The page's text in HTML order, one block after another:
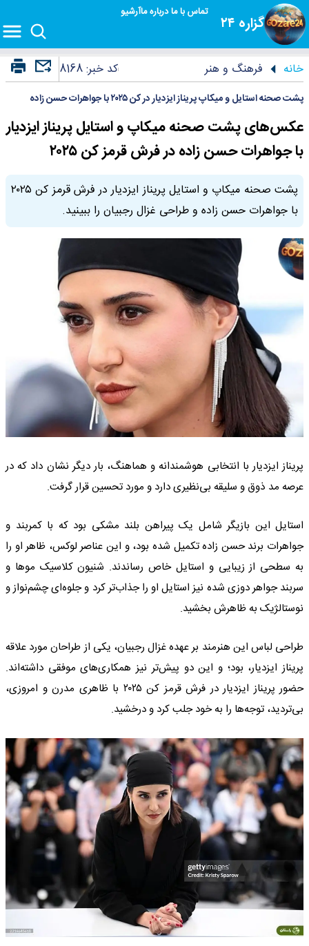
گزاره ۲۴
تماس با مادرباره ماآرشیو
خانه فرهنگ و هنر کد خبر:8168
پشت صحنه استایل و میکاپ پریناز ایزدیار در کن ۲۰۲۵ با جواهرات حسن زاده
عکس‌های پشت صحنه میکاپ و استایل پریناز ایزدیار
با جواهرات حسن زاده در فرش قرمز کن ۲۰۲۵
پشت صحنه میکاپ و استایل پریناز ایزدیار در فرش قرمز کن ۲۰۲۵
با جواهرات حسن زاده و طراحی غزال رجبیان را ببینید.
پریناز ایزدیار با انتخابی هوشمندانه و هماهنگ، بار دیگر نشان داد که در
عرصه مد ذوق و سلیقه بی‌نظیری دارد و مورد تحسین قرار گرفت.
استایل این بازیگر شامل یک پیراهن بلند مشکی بود که با کمربند و
جواهرات برند حسن زاده تکمیل شده بود، و این عناصر لوکس، ظاهر او را
به سطحی از زیبایی و استایل خاص رساندند. شنیون کلاسیک موها و
سربند جواهر دوزی شده نیز استایل او را جذاب‌تر کرد و جلوه‌ای چشم‌نواز و
نوستالژیک به ظاهرش بخشید.
طراحی لباس این هنرمند بر عهده غزال رجبیان، یکی از طراحان مورد علاقه
پریناز ایزدیار، بود؛ و این دو پیش‌تر نیز همکاری‌های موفقی داشته‌اند.
حضور پریناز ایزدیار در فرش قرمز کن ۲۰۲۵ با ظاهری مدرن و امروزی،
بی‌تردید، توجه‌ها را به خود جلب کرد و درخشید.